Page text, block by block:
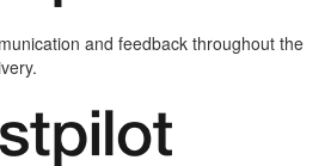
and feedback throughout the